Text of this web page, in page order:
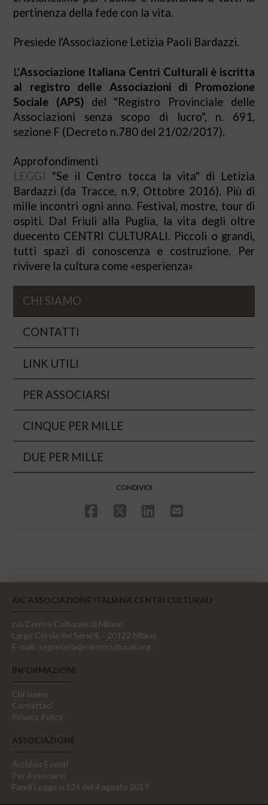
pertinenza della fede con la vita.
Presiede l'Associazione Letizia Paoli Bardazzi.
L'Associazione Italiana Centri Culturali è iscritta
al registro delle Associazioni di Promozione
Sociale (APS)del "Registro Provinciale delle
Associazioni senza scopo di lucro", n. 691,
sezione F (Decreto n.780 del 21/02/2017).
Approfondimenti
LEGGI "Se il Centro tocca la vita" di Letizia
Bardazzi (da Tracce, n.9, Ottobre 2016). Più di
mille incontri ogni anno. Festival, mostre, tour di
ospiti. Dal Friuli alla Puglia, la vita degli oltre
duecento CENTRI CULTURALI. Piccoli o grandi,
tutti spazi di conoscenza e costruzione. Per
rivivere la cultura come «esperienza»
CHI SIAMO
CONTATTI
LINK UTILI
PER ASSOCIARSI
CINQUE PER MILLE
DUE PER MILLE
CONDIVIDI
AIC ASSOCIAZIONE ITALIANA CENTRI CULTURALI
c/o Centro Culturale di Milano
Largo Corsia dei Servi 4, - 20122 Milano
E-mail: segreteria@centriculturali.org
INFORMAZIONI
Chi siamo
Contattaci
Privacy Policy
ASSOCIAZIONE
Archivio Eventi
Per Associarsi
Fondi Legge n.124 del 4 agosto 2017